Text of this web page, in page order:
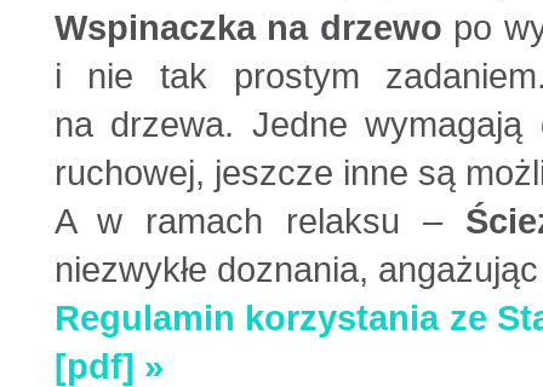
Wspinaczka na drzewo po
i nie tak prostym
na drzewa. Jedne wymagają
ruchowej, jeszcze inne są
A w ramach relaksu –
niezwykłe doznania,
Regulamin korzystania ze
[pdf] »